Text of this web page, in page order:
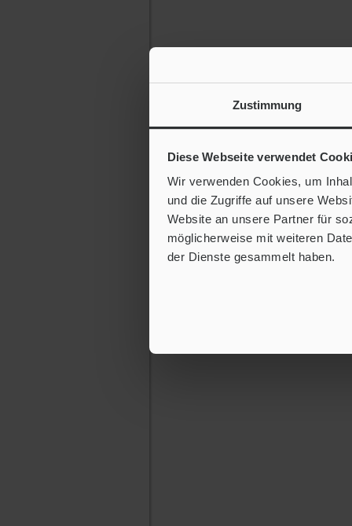
Zustimmung
Diese Webseite verwendet
Wir verwenden Cookies, um
und die Zugriffe auf unsere
Website an unsere Partner für
möglicherweise mit weiteren
der Dienste gesammelt haben.